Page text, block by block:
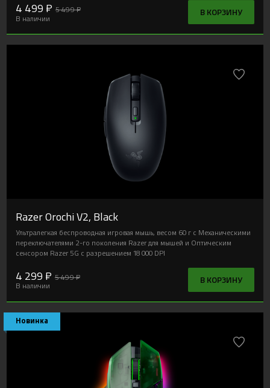
4 499 ₽ 5 499 ₽
В наличии
В КОРЗИНУ
Razer Orochi V2, Black
Ультралегкая беспроводная игровая мышь, весом 60 г с Механическими
переключателями 2-го поколения Razer для мышей и Оптическим
сенсором Razer 5G с разрешением 18 000 DPI
4 299 ₽ 5 499 ₽
В наличии
В КОРЗИНУ
Новинка